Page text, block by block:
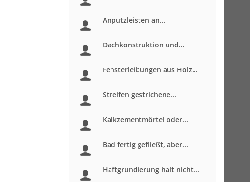
Anputzleisten an...
Dachkonstruktion und...
Fensterleibungen aus Holz...
Streifen gestrichene...
Kalkzementmörtel oder...
Bad fertig gefließt, aber...
Haftgrundierung halt nicht...